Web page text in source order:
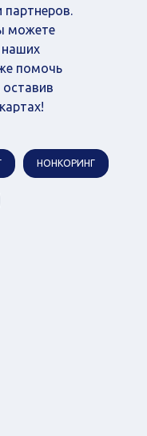
партнеров.
можете
помочь
НОНКОРИНГ